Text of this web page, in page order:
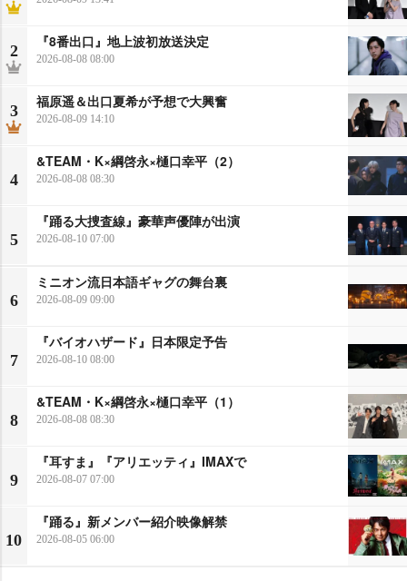
2
『8番出口』地上波初放送決定
2026-08-08 08:00
3
福原遥＆出口夏希が予想で大興奮
2026-08-09 14:10
4
&TEAM・K×綱啓永×樋口幸平（2）
2026-08-08 08:30
5
『踊る大捜査線』豪華声優陣が出演
2026-08-10 07:00
6
ミニオン流日本語ギャグの舞台裏
2026-08-09 09:00
7
『バイオハザード』日本限定予告
2026-08-10 08:00
8
&TEAM・K×綱啓永×樋口幸平（1）
2026-08-08 08:30
9
『耳すま』『アリエッティ』IMAXで
2026-08-07 07:00
10
『踊る』新メンバー紹介映像解禁
2026-08-05 06:00